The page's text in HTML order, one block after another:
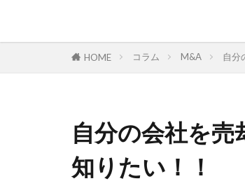
HOME コラム M&A 自分
自分の会社を
知りたい！！